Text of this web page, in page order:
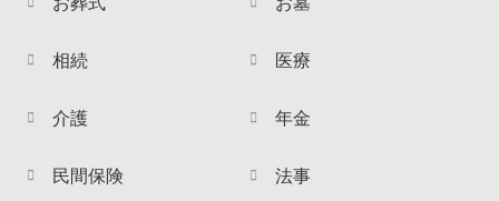
相続 医療
介護 年金
民間保険 法事